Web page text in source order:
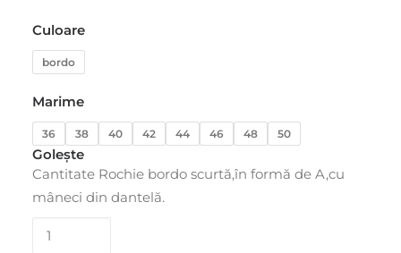
Culoare
bordo
Marime
36 38 40 42 44 46 48 50
Golește
Cantitate Rochie bordo scurtă,în formă de A,cu
mâneci din dantelă.